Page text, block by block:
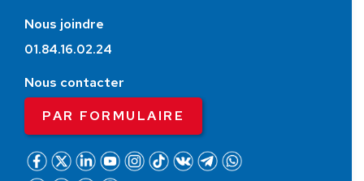
Nous joindre
01.84.16.02.24
Nous contacter
PAR FORMULAIRE